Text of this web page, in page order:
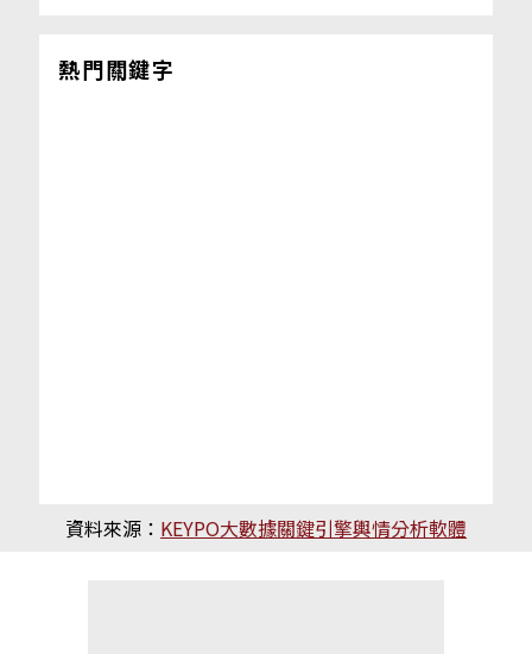
熱門關鍵字
資料來源： KEYPO大數據關鍵引擎輿情分析軟體